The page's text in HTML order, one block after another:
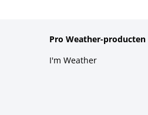
Pro Weather-producten
I'm Weather